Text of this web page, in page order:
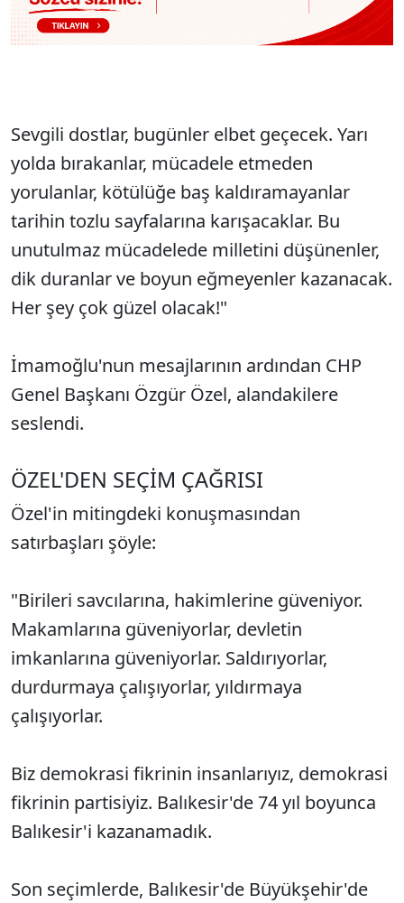
Sevgili dostlar, bugünler elbet geçecek. Yarı
yolda bırakanlar, mücadele etmeden
yorulanlar, kötülüğe baş kaldıramayanlar
tarihin tozlu sayfalarına karışacaklar. Bu
unutulmaz mücadelede milletini düşünenler,
dik duranlar ve boyun eğmeyenler kazanacak.
Her şey çok güzel olacak!"
İmamoğlu'nun mesajlarının ardından CHP
Genel Başkanı Özgür Özel, alandakilere
seslendi.
ÖZEL'DEN SEÇİM ÇAĞRISI
Özel'in mitingdeki konuşmasından
satırbaşları şöyle:
"Birileri savcılarına, hakimlerine güveniyor.
Makamlarına güveniyorlar, devletin
imkanlarına güveniyorlar. Saldırıyorlar,
durdurmaya çalışıyorlar, yıldırmaya
çalışıyorlar.
Biz demokrasi fikrinin insanlarıyız, demokrasi
fikrinin partisiyiz. Balıkesir'de 74 yıl boyunca
Balıkesir'i kazanamadık.
Son seçimlerde, Balıkesir'de Büyükşehir'de